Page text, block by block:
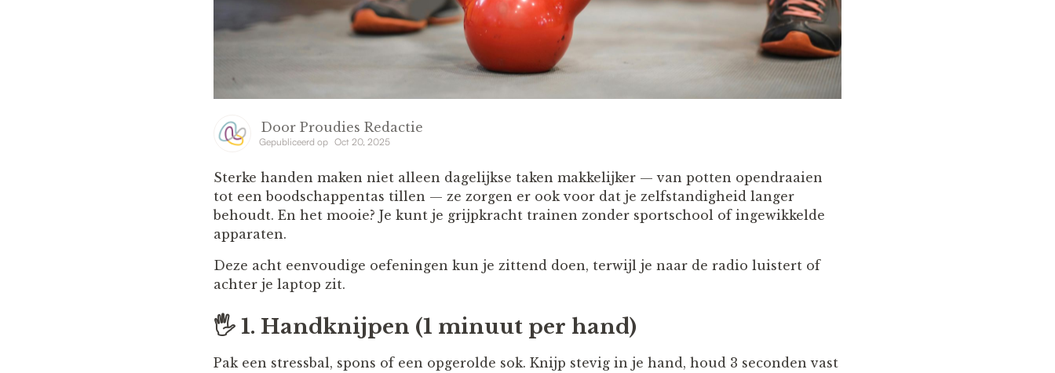
Door Proudies Redactie
Gepubliceerd op Oct 20, 2025
Sterke handen maken niet alleen dagelijkse taken makkelijker — van potten opendraaien
tot een boodschappentas tillen — ze zorgen er ook voor dat je zelfstandigheid langer
behoudt. En het mooie? Je kunt je grijpkracht trainen zonder sportschool of ingewikkelde
apparaten.
Deze acht eenvoudige oefeningen kun je zittend doen, terwijl je naar de radio luistert of
achter je laptop zit.
🖐️ 1. Handknijpen (1 minuut per hand)
Pak een stressbal, spons of een opgerolde sok. Knijp stevig in je hand, houd 3 seconden vast